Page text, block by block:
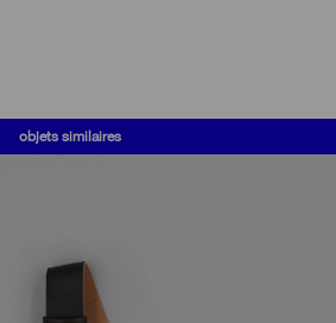
objets similaires